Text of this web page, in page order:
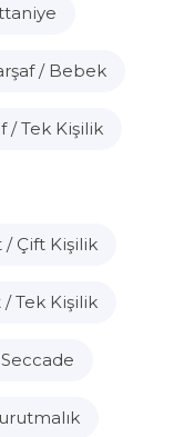
/ Bebek
/ Tek Kişilik
Çift Kişilik
Tek Kişilik